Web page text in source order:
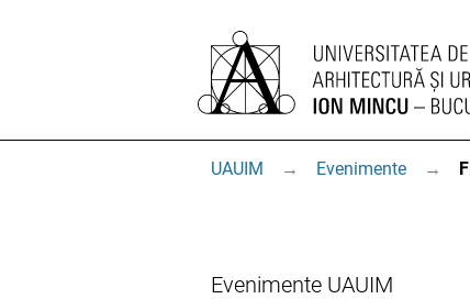
UAUIM → Evenimente →
Evenimente UAUIM